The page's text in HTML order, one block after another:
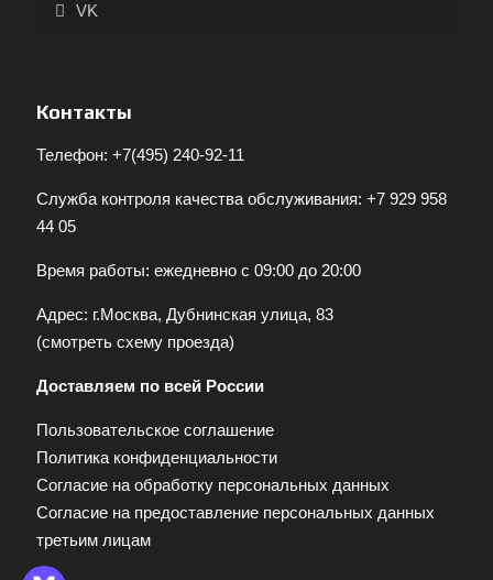
VK
Контакты
Телефон: +7(495) 240-92-11
Служба контроля качества обслуживания: +7 929 958
44 05
Время работы: ежедневно с 09:00 до 20:00
Адрес: г.Москва, Дубнинская улица, 83
(смотреть схему проезда)
Доставляем по всей России
Пользовательское соглашение
Политика конфиденциальности
Согласие на обработку персональных данных
Согласие на предоставление персональных данных
третьим лицам